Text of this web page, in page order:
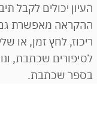
העיון יכולים לקבל
ההקראה מאפשרת
ריכוז, לחץ זמן, או
לסיפורים שכתבת,
בספר שכתבת.